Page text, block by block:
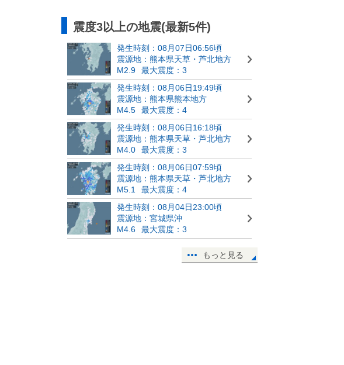
震度3以上の地震(最新5件)
発生時刻：08月07日06:56頃
震源地：熊本県天草・芦北地方
M2.9
最大震度：3
発生時刻：08月06日19:49頃
震源地：熊本県熊本地方
M4.5
最大震度：4
発生時刻：08月06日16:18頃
震源地：熊本県天草・芦北地方
M4.0
最大震度：3
発生時刻：08月06日07:59頃
震源地：熊本県天草・芦北地方
M5.1
最大震度：4
発生時刻：08月04日23:00頃
震源地：宮城県沖
M4.6
最大震度：3
もっと見る